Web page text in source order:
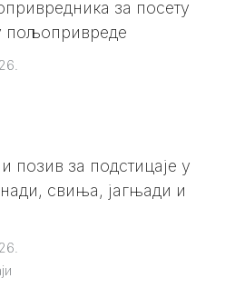
за посету
пољопривреде
позив за подстицаје у
свиња, јагњади и